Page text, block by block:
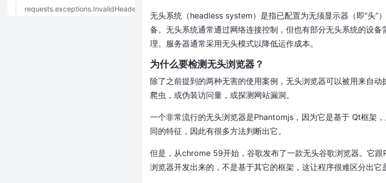
requests.exceptions.InvalidHeader:
无头系统（headless system）是指已配置为无须显示器（即“头”
备。无头系统通常通过网络连接控制，但也有部分无头系统的设
理。服务器通常采用无头模式以降低运作成本。
为什么要检测无头浏览器？
除了之前提到的两种无害的使用案例，无头浏览器可以被用来自
爬虫，或伪装访问量，或探测网站漏洞。
一个非常流行的无头浏览器是Phantomjs，因为它是基于 Qt框架
同的特征，因此有很多方法判断出它。
但是，从chrome 59开始，谷歌发布了一款无头谷歌浏览器。它
浏览器开发出来的，不是基于其它的框架，这让程序很难区分出它